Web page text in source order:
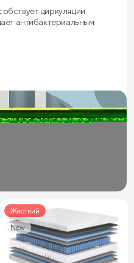
циркуляции
антибактериальным
Жесткий
New